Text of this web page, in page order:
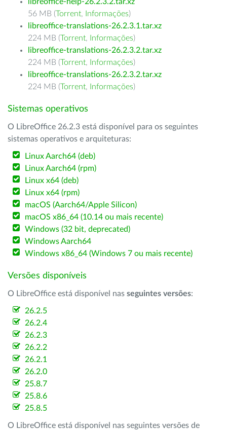
56 MB (Torrent, Informações)
libreoffice-translations-26.2.3.1.tar.xz
224 MB (Torrent, Informações)
libreoffice-translations-26.2.3.2.tar.xz
224 MB (Torrent, Informações)
libreoffice-translations-26.2.3.2.tar.xz
224 MB (Torrent, Informações)
Sistemas operativos
O LibreOffice 26.2.3 está disponível para os seguintes
sistemas operativos e arquiteturas:
Linux Aarch64 (deb)
Linux Aarch64 (rpm)
Linux x64 (deb)
Linux x64 (rpm)
macOS (Aarch64/Apple Silicon)
macOS x86_64 (10.14 ou mais recente)
Windows (32 bit, deprecated)
Windows Aarch64
Windows x86_64 (Windows 7 ou mais recente)
Versões disponíveis
O LibreOffice está disponível nas seguintes versões:
26.2.5
26.2.4
26.2.3
26.2.2
26.2.1
26.2.0
25.8.7
25.8.6
25.8.5
O LibreOffice está disponível nas seguintes versões de